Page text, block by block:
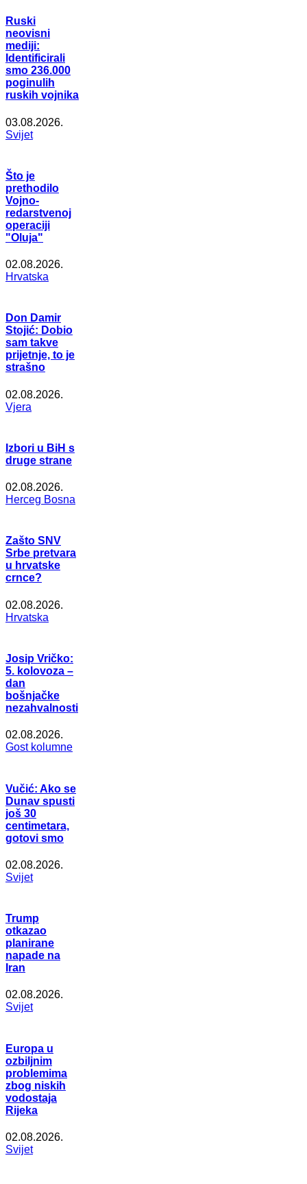
Ruski
neovisni
mediji:
Identificirali
smo 236.000
poginulih
ruskih vojnika
03.08.2026.
Svijet
Što je
prethodilo
Vojno-
redarstvenoj
operaciji
"Oluja"
02.08.2026.
Hrvatska
Don Damir
Stojić: Dobio
sam takve
prijetnje, to je
strašno
02.08.2026.
Vjera
Izbori u BiH s
druge strane
02.08.2026.
Herceg Bosna
Zašto SNV
Srbe pretvara
u hrvatske
crnce?
02.08.2026.
Hrvatska
Josip Vričko:
5. kolovoza –
dan
bošnjačke
nezahvalnosti
02.08.2026.
Gost kolumne
Vučić: Ako se
Dunav spusti
još 30
centimetara,
gotovi smo
02.08.2026.
Svijet
Trump
otkazao
planirane
napade na
Iran
02.08.2026.
Svijet
Europa u
ozbiljnim
problemima
zbog niskih
vodostaja
Rijeka
02.08.2026.
Svijet